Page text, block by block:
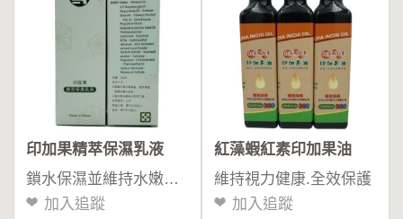
印加果精萃保濕乳液
鎖水保濕並維持水嫩肌膚
加入追蹤
紅藻蝦紅素印加果油
維持視力健康.全效保護
加入追蹤